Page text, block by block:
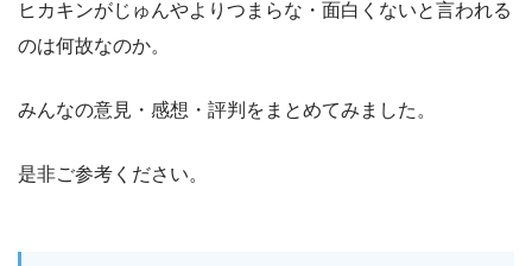
ヒカキンがじゅんやよりつまらな・面白くないと言われる
のは何故なのか。
みんなの意見・感想・評判をまとめてみました。
是非ご参考ください。